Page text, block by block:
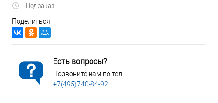
Под заказ
Поделиться
Есть вопросы?
Позвоните нам по тел:
+7(495)740-84-92